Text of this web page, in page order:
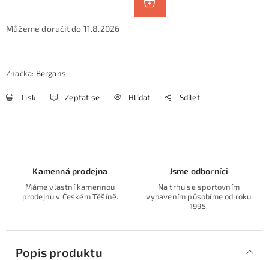
11.8.2026
Značka: Bergans
Tisk Zeptat se Hlídat Sdílet
Kamenná prodejna
Máme vlastní kamennou
prodejnu v Českém Těšíně.
Jsme odborníci
Na trhu se sportovním
vybavením působíme od roku
1995.
Popis produktu